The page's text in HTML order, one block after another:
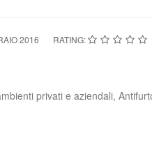
2016 RATING:
privati e aziendali,